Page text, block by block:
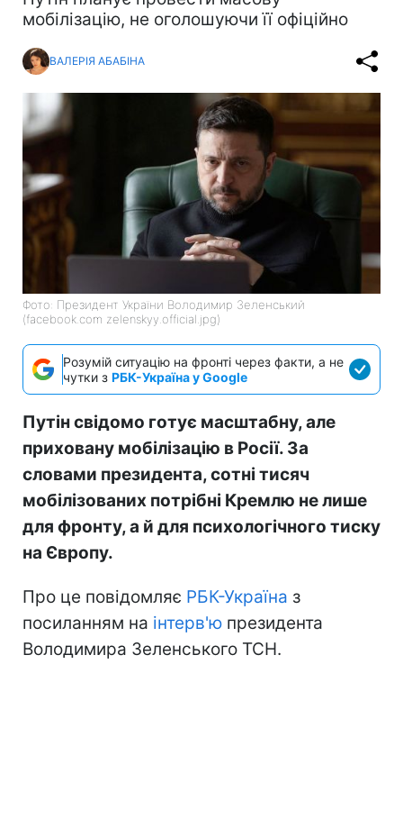
мобілізацію, не оголошуючи її офіційно
ВАЛЕРІЯ АБАБІНА
Фото: Президент України Володимир Зеленський
(facebook.com zelenskyy.official.jpg)
Розумій ситуацію на фронті через факти, а не
чутки з РБК-Україна у Google
Путін свідомо готує масштабну, але
приховану мобілізацію в Росії. За
словами президента, сотні тисяч
мобілізованих потрібні Кремлю не лише
для фронту, а й для психологічного тиску
на Європу.
Про це повідомляє РБК-Україна з
посиланням на інтерв'ю президента
Володимира Зеленського ТСН.